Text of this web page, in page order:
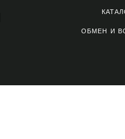
ОБМЕН И